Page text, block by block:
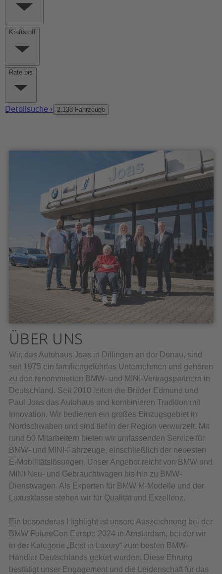
ÜBER UNS
Wir, das Autohaus Joas in Dillingen an der Donau, sind
seit 1975 ein familiengeführtes Unternehmen und gehören
zu den renommierten BMW- und MINI-Vertragspartnern in
Deutschland. Seit 2010 leiten die Brüder Edmund und
Paul Joas das Autohaus und kombinieren Tradition mit
Innovation. Wir bedienen ein großes Einzugsgebiet in
Nordschwaben und sind tief in der Region verwurzelt. Mit
rund 50 Mitarbeitern bieten wir umfassenden Service für
BMW- und MINI-Fahrzeuge, einschließlich der neuesten
E-Mobilitätslösungen. Unser Angebot reicht von BMW und
MINI Neu- und Gebrauchtwagen bis hin zu BMW-
Dienstwagen. Als Experten für BMW M-Modelle und der
Luxusklasse stehen wir für Qualität und Exzellenz.
Ein besonderes Highlight ist unsere Auszeichnung bei der
BMW FutureCon Europe 2024 in Amsterdam, bei der wir
in der Kategorie „Best in Luxury“ zum besten BMW-
Händler Deutschlands gekürt wurden. Diese Ehrung
bestätigt unser Engagement und die Leidenschaft für das